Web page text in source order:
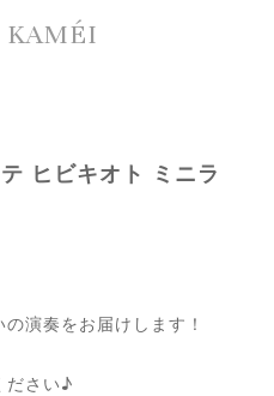
KAMÉI
ヒビキオト ミニラ
演奏をお届けします！
ださい♪